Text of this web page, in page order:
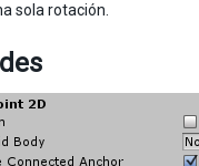
sola rotación.